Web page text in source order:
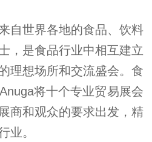
自世界各地的食品、饮料
，是食品行业中相互建立
理想场所和交流盛会。食
将十个专业贸易展会
商和观众的要求出发，精
业。